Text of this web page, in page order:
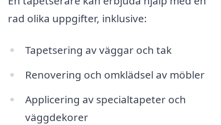
rad olika uppgifter, inklusive:
Tapetsering av väggar och tak
Renovering och omklädsel av möbler
Applicering av specialtapeter och
väggdekorer